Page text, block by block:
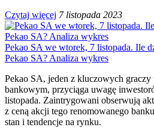
Czytaj więcej 7 listopada 2023
Pekao SA we wtorek, 7 listopada. Ile
Pekao SA? Analiza wykres
Pekao SA, jeden z kluczowych
bankowym, przyciąga uwagę
listopada. Zaintrygowani obserwują
z ceną akcji tego renomowanego
stan i tendencje na rynku.